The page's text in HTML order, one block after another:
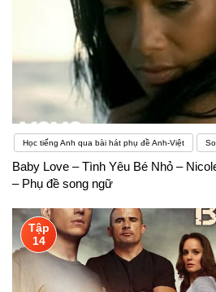
Học tiếng Anh qua bài hát phụ đề Anh-Việt
Baby Love – Tình Yêu Bé Nhỏ –
– Phụ đề song ngữ
Tập
14